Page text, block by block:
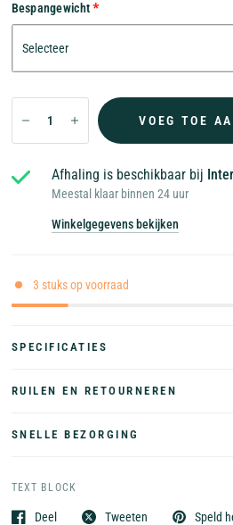
Bespangewicht
VOEG TOE
Afhaling is beschikbaar bij
Meestal klaar binnen 24 uur
Winkelgegevens bekijken
3 stuks op voorraad
SPECIFICATIES
RUILEN EN RETOURNEREN
SNELLE BEZORGING
TEXT BLOCK
Deel Tweeten Speld